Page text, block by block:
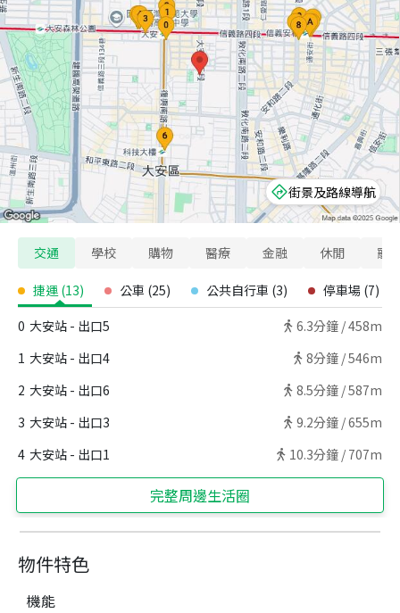
物件特色
機能
街景及路線導航
交通 學校 購物 醫療 金融 休閒 寵
捷運 (13) 公車 (25) 公共自行車 (3) 停車場 (7)
0 大安站 - 出口5 6.3分鐘 /458m
1 大安站 - 出口4 8分鐘 /546m
2 大安站 - 出口6 8.5分鐘 /587m
3 大安站 - 出口3 9.2分鐘 /655m
4 大安站 - 出口1 10.3分鐘 / 707m
完整周邊生活圈